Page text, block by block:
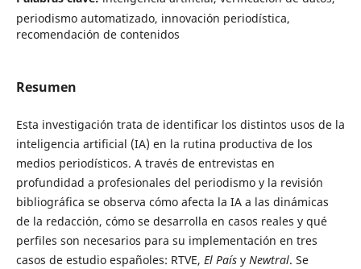
periodismo automatizado, innovación periodística,
recomendación de contenidos
Resumen
Esta investigación trata de identificar los distintos usos de la
inteligencia artificial (IA) en la rutina productiva de los
medios periodísticos. A través de entrevistas en
profundidad a profesionales del periodismo y la revisión
bibliográfica se observa cómo afecta la IA a las dinámicas
de la redacción, cómo se desarrolla en casos reales y qué
perfiles son necesarios para su implementación en tres
casos de estudio españoles: RTVE, El País y Newtral. Se